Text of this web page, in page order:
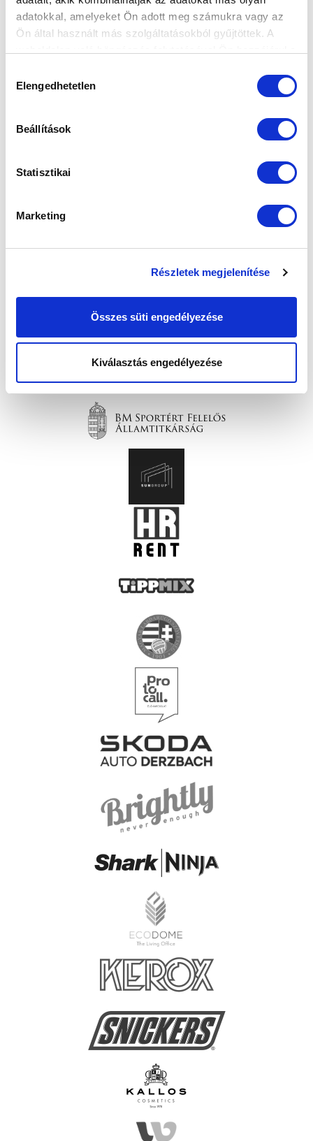
adatokkal, amelyeket Ön adott meg számukra vagy az
Ön által használt más szolgáltatásokból gyűjtöttek. A
kiválasztása
Elengedhetetlen
Beállítások
Statisztikai
Marketing
Részletek megjelenítése
Összes süti engedélyezése
Kiválasztás engedélyezése
FELIRATKOZOM